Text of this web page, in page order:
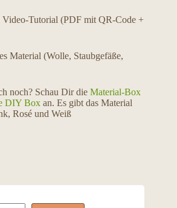
Video-Tutorial (PDF mit QR-Code +
Material (Wolle, Staubgefäße,
noch? Schau Dir die Material-Box
DIY Box an. Es gibt das Material
Rosé und Weiß